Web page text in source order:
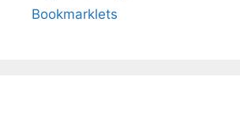
Bookmarklets